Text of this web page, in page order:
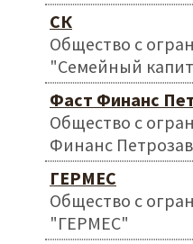
СК
Общество с
"Семейный
Фаст Финанс
Общество с
Финанс
ГЕРМЕС
Общество с
"ГЕРМЕС"